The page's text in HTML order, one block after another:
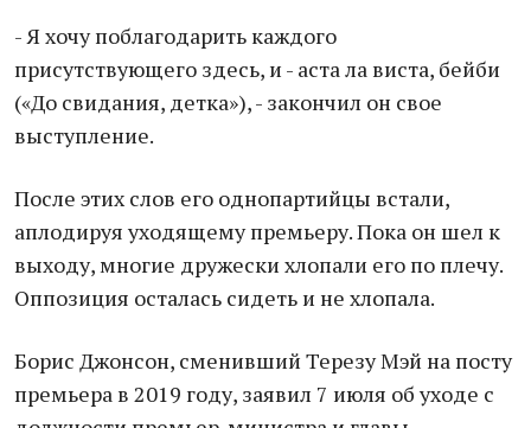
- Я хочу поблагодарить каждого
присутствующего здесь, и - аста ла виста, бейби
(«До свидания, детка»), - закончил он свое
выступление.
После этих слов его однопартийцы встали,
аплодируя уходящему премьеру. Пока он шел к
выходу, многие дружески хлопали его по плечу.
Оппозиция осталась сидеть и не хлопала.
Борис Джонсон, сменивший Терезу Мэй на посту
премьера в 2019 году, заявил 7 июля об уходе с